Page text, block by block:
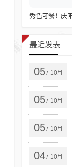
最近发表
05/ 10月
05/ 10月
05/ 10月
04/ 10月